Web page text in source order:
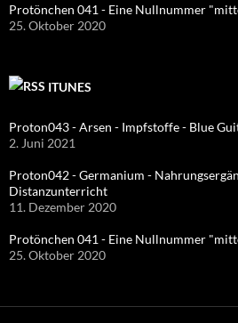
Protönchen 041 - Eine Nullnummer
25. Oktober 2020
ITUNES
Proton043 - Arsen - Impfstoffe - Blue
2. Juni 2021
Proton042 - Germanium -
Distanzunterricht
11. Dezember 2020
Protönchen 041 - Eine Nullnummer
25. Oktober 2020